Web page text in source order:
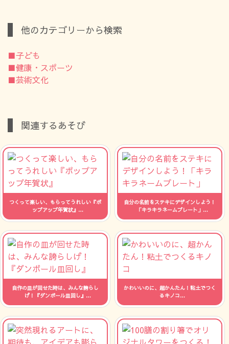
他のカテゴリーから検索
■子ども
■健康・スポーツ
■芸術文化
関連するあそび
つくって楽しい、もらってうれしい『ポ
ップアップ年賀状』
自分の名前をステキにデザインしよう！
「キラキラネームプレート」
自作の皿が回せた時は、みんな誇らし
げ！『ダンボール皿回し』
かわいいのに、超かんたん！粘土でつく
るキノコ